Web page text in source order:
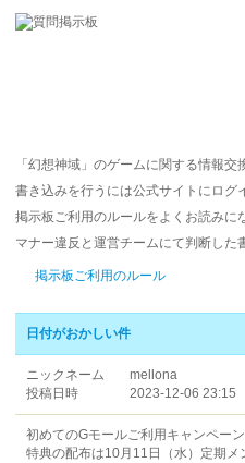
「幻想神域」のゲームに関する情報交
書き込みを行うには公式サイトにログ
掲示板ご利用のルールをよくお読みに
マナー違反と運営チームにて判断した
掲示板ご利用のルール
日付がおかしい件
ニックネーム
mellona
投稿日時
2023-12-06 23:15
初めてのGモールご利用キャンペー
特典の配布は10月11日（水）定期メ